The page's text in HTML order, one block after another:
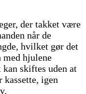
der takket være
når de
hvilket gør det
med hjulene
skiftes uden at
igen